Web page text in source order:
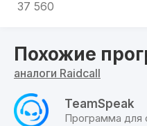
позволяет
соответствии с
Скачать raidcall для
русском
по прямой
сайте
TheProgs.ru
37 560
Похожие
аналоги Raidcall
TeamSpeak
Программа для